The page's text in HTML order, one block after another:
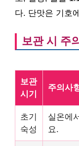
다. 단맛은 기호
보관 시 주
보관
시기
주의사
초기
숙성
실온에
요.